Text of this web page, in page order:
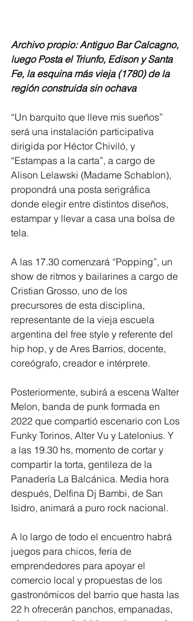
Archivo propio: Antiguo Bar Calcagno,
luego Posta el Triunfo, Edison y Santa
Fe, la esquina más vieja (1780) de la
región construida sin ochava
“Un barquito que lleve mis sueños”
será una instalación participativa
dirigida por Héctor Chiviló, y
“Estampas a la carta”, a cargo de
Alison Lelawski (Madame Schablon),
propondrá una posta serigráfica
donde elegir entre distintos diseños,
estampar y llevar a casa una bolsa de
tela.
A las 17.30 comenzará “Popping”, un
show de ritmos y bailarines a cargo de
Cristian Grosso, uno de los
precursores de esta disciplina,
representante de la vieja escuela
argentina del free style y referente del
hip hop, y de Ares Barrios, docente,
coreógrafo, creador e intérprete.
Posteriormente, subirá a escena Walter
Melon, banda de punk formada en
2022 que compartió escenario con Los
Funky Torinos, Alter Vu y Latelonius. Y
a las 19.30 hs, momento de cortar y
compartir la torta, gentileza de la
Panadería La Balcánica. Media hora
después, Delfina Dj Bambi, de San
Isidro, animará a puro rock nacional.
A lo largo de todo el encuentro habrá
juegos para chicos, feria de
emprendedores para apoyar el
comercio local y propuestas de los
gastronómicos del barrio que hasta las
22 h ofrecerán panchos, empanadas,